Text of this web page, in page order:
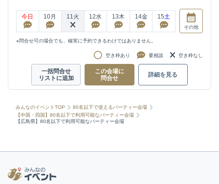
今日 10月 11 火 12水 13木 14金 15土
その他
※問合せ可の場合でも、確実に予約できるわけではありません。
空き枠あり 要相談 空き枠なし
一括問合せ
リストに追加
この会場に
問合せ
詳細を見る
みんなのイベントTOP
80名以下で使えるパーティー会場
【中国・四国】80名以下で利用可能なパーティー会場
【広島県】80名以下で利用可能なパーティー会場